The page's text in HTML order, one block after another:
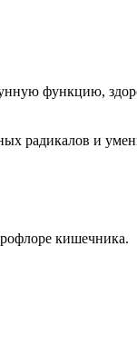
функцию,
радикалов и
кишечника.